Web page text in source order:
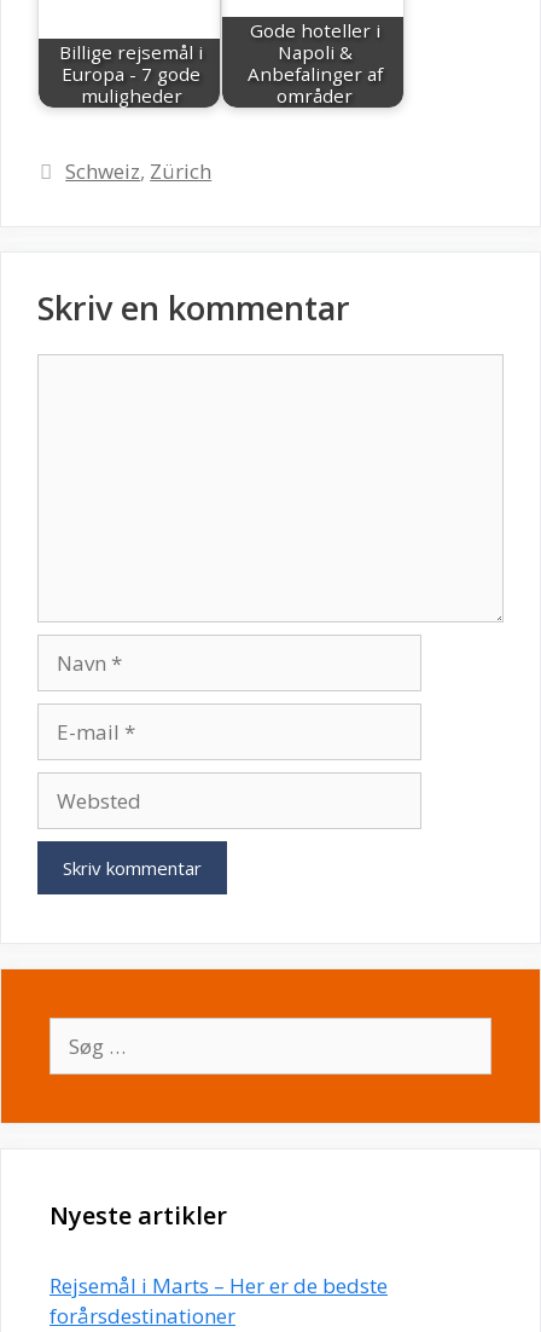
Billige rejsemål i
Europa - 7 gode
muligheder
Gode hoteller i
Napoli &
Anbefalinger af
områder
Kategorier
Schweiz, Zürich
Skriv en kommentar
mail
efter:
Nyeste artikler
Rejsemål i Marts – Her er de bedste
forårsdestinationer